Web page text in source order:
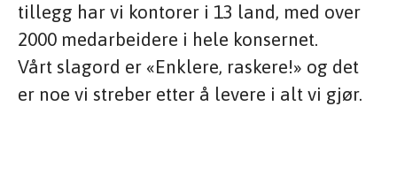
tillegg har vi kontorer i 13 land, med over
2000 medarbeidere i hele konsernet.
Vårt slagord er «Enklere, raskere!» og det
er noe vi streber etter å levere i alt vi gjør.